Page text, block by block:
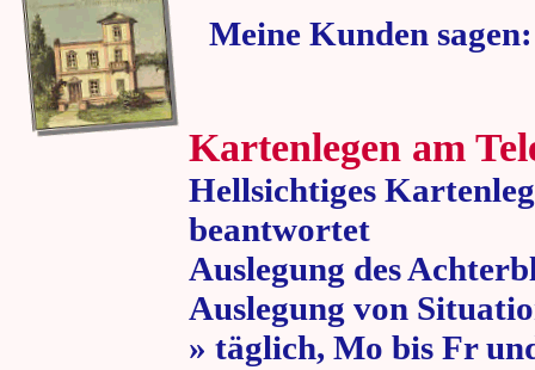
Meine Kunden
Kartenlegen am
Hellsichtiges
beantwortet
Auslegung des
Auslegung von
» täglich, Mo bis Fr